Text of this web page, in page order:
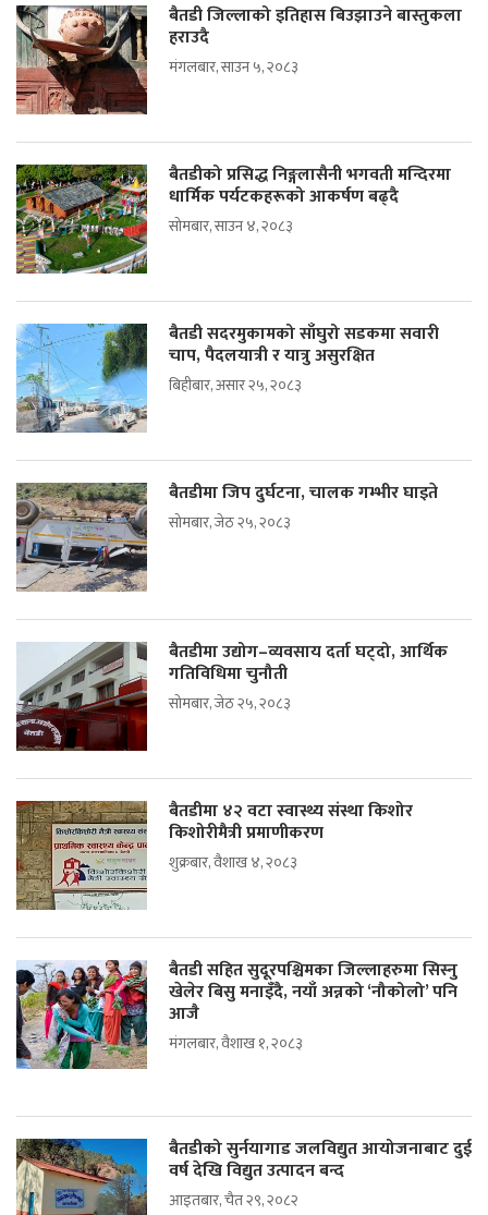
बैतडी जिल्लाको इतिहास बिउझाउने बास्तुकला
हराउदै
मंगलबार, साउन ५, २०८३
बैतडीको प्रसिद्ध निङ्गलासैनी भगवती मन्दिरमा
धार्मिक पर्यटकहरूको आकर्षण बढ्दै
सोमबार, साउन ४, २०८३
बैतडी सदरमुकामको साँघुरो सडकमा सवारी
चाप, पैदलयात्री र यात्रु असुरक्षित
बिहीबार, असार २५, २०८३
बैतडीमा जिप दुर्घटना, चालक गम्भीर घाइते
सोमबार, जेठ २५, २०८३
बैतडीमा उद्योग–व्यवसाय दर्ता घट्दो, आर्थिक
गतिविधिमा चुनौती
सोमबार, जेठ २५, २०८३
बैतडीमा ४२ वटा स्वास्थ्य संस्था किशोर
किशोरीमैत्री प्रमाणीकरण
शुक्रबार, वैशाख ४, २०८३
बैतडी सहित सुदूरपश्चिमका जिल्लाहरुमा सिस्नु
खेलेर बिसु मनाइँदै, नयाँ अन्नको ‘नौकोलो’ पनि
आजै
मंगलबार, वैशाख १, २०८३
बैतडीको सुर्नयागाड जलविद्युत आयोजनाबाट दुई
वर्ष देखि विद्युत उत्पादन बन्द
आइतबार, चैत २९, २०८२